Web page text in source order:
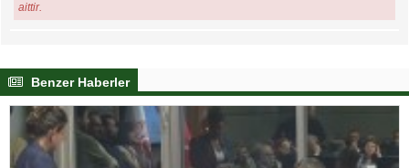
aittir.
Benzer Haberler